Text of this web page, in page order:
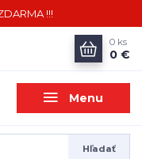
!!!
Menu
Hľadať
0 ks
0 €